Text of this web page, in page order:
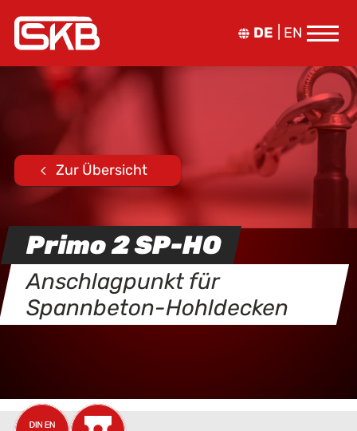
DE EN
Zur Übersicht
Primo 2 SP-HO
Anschlagpunkt für
Spannbeton-Hohldecken